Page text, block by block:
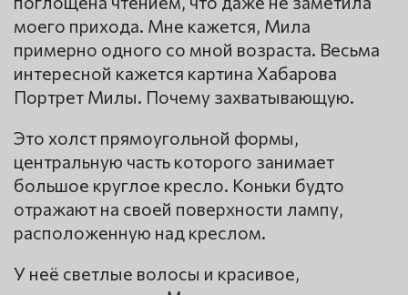
моего прихода. Мне кажется, Мила
примерно одного со мной возраста. Весьма
интересной кажется картина Хабарова
Портрет Милы. Почему захватывающую.
Это холст прямоугольной формы,
центральную часть которого занимает
большое круглое кресло. Коньки будто
отражают на своей поверхности лампу,
расположенную над креслом.
У неё светлые волосы и красивое,